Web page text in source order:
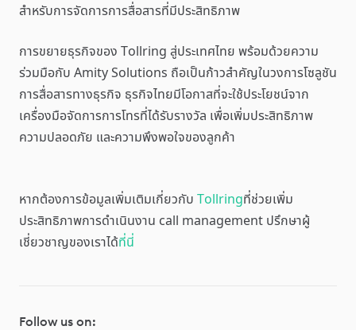
สำหรับการจัดการการสื่อสารที่มีประสิทธิภาพ
การขยายธุรกิจของ Tollring สู่ประเทศไทย พร้อมด้วยความ
ร่วมมือกับ Amity Solutions ถือเป็นก้าวสำคัญในวงการโซลูชัน
การสื่อสารทางธุรกิจ ธุรกิจไทยมีโอกาสที่จะใช้ประโยชน์จาก
เครื่องมือจัดการการโทรที่ได้รับรางวัล เพื่อเพิ่มประสิทธิภาพ
ความปลอดภัย และความพึงพอใจของลูกค้า
หากต้องการข้อมูลเพิ่มเติมเกี่ยวกับ Tollringที่ช่วยเพิ่ม
ประสิทธิภาพการดำเนินงาน call management ปรึกษาผู้
เชี่ยวชาญของเราได้ที่นี่
Follow us on: